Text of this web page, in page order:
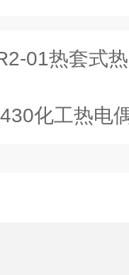
01热套式热电
化工热电